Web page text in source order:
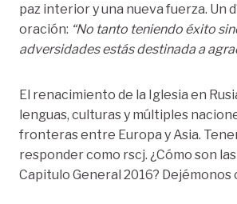
paz interior y una nueva fuerza. Un
oración: “No tanto teniendo éxito
adversidades estás destinada a
El renacimiento de la Iglesia en
lenguas, culturas y múltiples
fronteras entre Europa y Asia.
responder como rscj. ¿Cómo son
Capitulo General 2016? Dejémonos